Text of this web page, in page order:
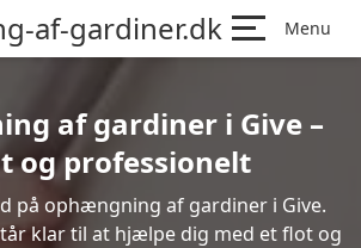
af-gardiner.dk Menu
af gardiner i Give –
og professionelt
på ophængning af gardiner i Give.
klar til at hjælpe dig med et flot og